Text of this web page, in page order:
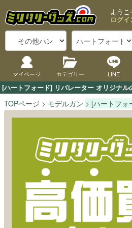
[ハートフォード] リバレーター オリジナ
よう
ログイ
マイページ カテゴリー LINE
TOPページ モデルガン [ハートフォ